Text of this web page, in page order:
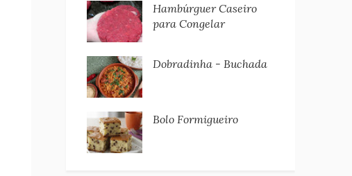
Hambúrguer Caseiro
para Congelar
Dobradinha - Buchada
Bolo Formigueiro